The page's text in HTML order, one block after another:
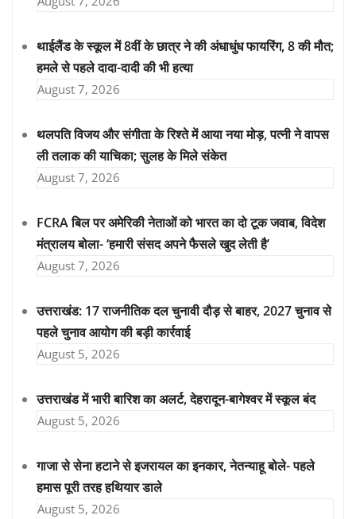
थाईलैंड के स्कूल में 8वीं के छात्र ने की अंधाधुंध फायरिंग, 8 की मौत;
हमले से पहले दादा-दादी की भी हत्या
August 7, 2026
थलपति विजय और संगीता के रिश्ते में आया नया मोड़, पत्नी ने वापस
ली तलाक की याचिका; सुलह के मिले संकेत
August 7, 2026
FCRA बिल पर अमेरिकी नेताओं को भारत का दो टूक जवाब, विदेश
मंत्रालय बोला- ‘हमारी संसद अपने फैसले खुद लेती है’
August 7, 2026
उत्तराखंड: 17 राजनीतिक दल चुनावी दौड़ से बाहर, 2027 चुनाव से
पहले चुनाव आयोग की बड़ी कार्रवाई
August 5, 2026
उत्तराखंड में भारी बारिश का अलर्ट, देहरादून-बागेश्वर में स्कूल बंद
August 5, 2026
गाजा से सेना हटाने से इजरायल का इनकार, नेतन्याहू बोले- पहले
हमास पूरी तरह हथियार डाले
August 5, 2026